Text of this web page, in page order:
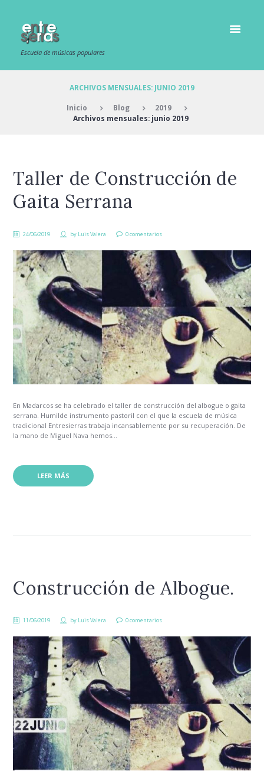
Escuela de músicas populares
ARCHIVOS MENSUALES: JUNIO 2019
Inicio Blog
2019
Archivos mensuales: junio 2019
Taller de Construcción de
Gaita Serrana
24/06/2019 by Luis Valera 0 comentarios
En Madarcos se ha celebrado el taller de construcción del albogue o gaita
serrana. Humilde instrumento pastoril con el que la escuela de música
tradicional Entresierras trabaja incansablemente por su recuperación. De
la mano de Miguel Nava hemos...
LEER MÁS
Construcción de Albogue.
11/06/2019 by Luis Valera 0 comentarios